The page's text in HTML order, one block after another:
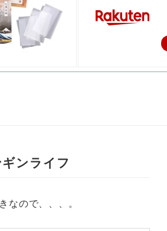
ンライフ
なので、、、。